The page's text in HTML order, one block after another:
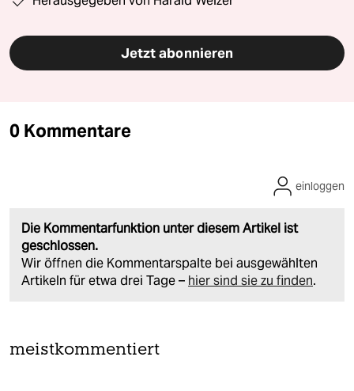
Jetzt abonnieren
0 Kommentare
Die Kommentarfunktion unter diesem Artikel ist
geschlossen.
Wir öffnen die Kommentarspalte bei ausgewählten
Artikeln für etwa drei Tage – hier sind sie zu finden.
einloggen
meistkommentiert